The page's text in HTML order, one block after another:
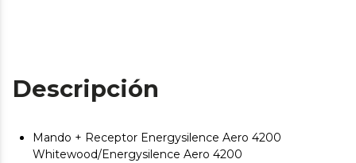
Descripción
Mando + Receptor Energysilence Aero 4200
Whitewood/Energysilence Aero 4200